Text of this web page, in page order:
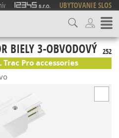
UBYTOVANIE SLOS
BIELY 3-OBVODOVÝ 252
Trac Pro accessories